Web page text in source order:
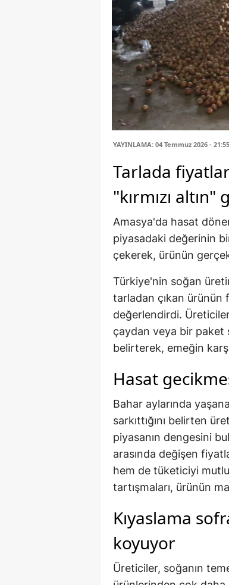
YAYINLAMA: 04 Temmuz 2026 - 21:55
Tarlada
"kırmızı
Amasya'da hasat
piyasadaki değerinin
çekerek, ürünün
Türkiye'nin soğan
tarladan çıkan ürünün
değerlendirdi.
çaydan veya bir paket
belirterek, emeğin
Hasat
Bahar aylarında
sarkıttığını belirten
piyasanın dengesini
arasında değişen
hem de tüketiciyi
tartışmaları, ürünün
Kıyaslama
koyuyor
Üreticiler, soğanın